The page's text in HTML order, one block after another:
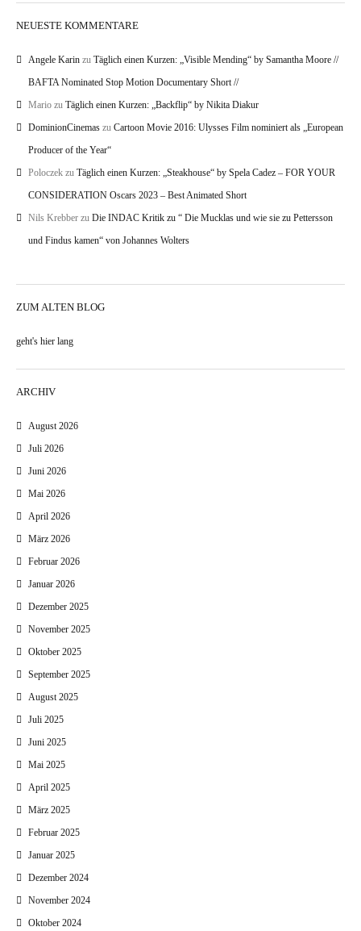
NEUESTE KOMMENTARE
Angele Karin zu Täglich einen Kurzen: „Visible Mending“ by Samantha Moore //
BAFTA Nominated Stop Motion Documentary Short //
Mario zu Täglich einen Kurzen: „Backflip“ by Nikita Diakur
DominionCinemas zu Cartoon Movie 2016: Ulysses Film nominiert als „European
Producer of the Year“
Poloczek zu Täglich einen Kurzen: „Steakhouse“ by Spela Cadez – FOR YOUR
CONSIDERATION Oscars 2023 – Best Animated Short
Nils Krebber zu Die INDAC Kritik zu “ Die Mucklas und wie sie zu Pettersson
und Findus kamen“ von Johannes Wolters
ZUM ALTEN BLOG
geht's hier lang
ARCHIV
August 2026
Juli 2026
Juni 2026
Mai 2026
April 2026
März 2026
Februar 2026
Januar 2026
Dezember 2025
November 2025
Oktober 2025
September 2025
August 2025
Juli 2025
Juni 2025
Mai 2025
April 2025
März 2025
Februar 2025
Januar 2025
Dezember 2024
November 2024
Oktober 2024